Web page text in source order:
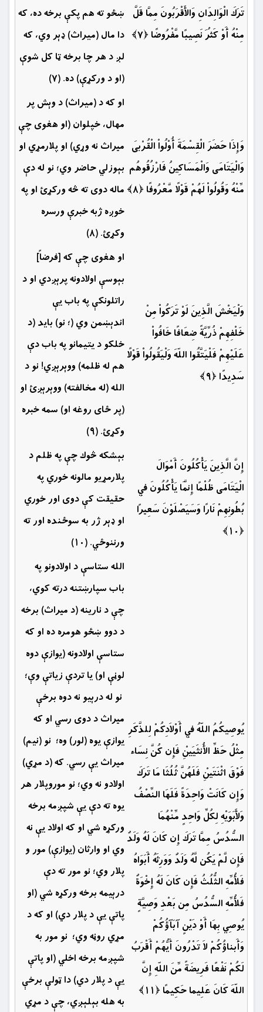
تَرَكَ الْوَالِدَانِ وَالأَقْرَبُونَ مِمَّا قَلَّ
مِنْهُ أَوْ كَثُرَ نَصِيبًا مَّفْرُوضًا ﴿۷﴾
ښځو ته هم پكې برخه ده، كه
دا مال (میراث) ډېر وي، که
لږ د هر چا برخه ټا كل شوې
(او د وركړې) ده. (۷)
وَإِذَا حَضَرَ الْقِسْمَةَ أُوْلُواْ الْقُرْبَى
وَالْيَتَامَى وَالْمَسَاكِينُ فَارْزُقُوهُم
مِّنْهُ وَقُولُواْ لَهُمْ قَوْلًا مَّعْرُوفًا ﴿۸﴾
او كه د (میراث) د وېش پر
مهال، خپلوان (او هغوى چې
ميراث نه وړي) او پلارمړي او
بېوزلي حاضر وي؛ نو له دې
ماله دوی ته څه وركړئ او په
خوږه ژبه خبرې ورسره
وكړئ. (۸)
وَلْيَخْشَ الَّذِينَ لَوْ تَرَكُواْ مِنْ
خَلْفِهِمْ ذُرِّيَّةً ضِعَافًا خَافُواْ
عَلَيْهِمْ فَلْيَتَّقُوا اللّهَ وَلْيَقُولُواْ قَوْلًا
سَدِيدًا ﴿۹﴾
او هغوى چې كه [فرضاً]
بېوسې اولادونه پرېږدي او د
راتلونكې په باب يې
اندېښمن وي (؛ نو) بايد (د
خلكو د يتيمانو په باب دې
هم له ظلمه) ووېرېږي! نو د
الله (له مخالفته) ووېرېږئ او
(پر ځاى روغه او) سمه خبره
وكړئ. (۹)
إِنَّ الَّذِينَ يَأْكُلُونَ أَمْوَالَ
الْيَتَامَى ظُلْمًا إِنَّمَا يَأْكُلُونَ فِي
بُطُونِهِمْ نَارًا وَسَيَصْلَوْنَ سَعِيرًا
﴿۱۰﴾
بېشکه څوك چې په ظلم د
پلارمړیو مالونه خوري په
حقيقت كې دوی ‏اور خوري
او ډېر ژر به سوځنده اور ته
ورننوځي. (۱۰)
يُوصِيكُمُ اللّهُ فِي أَوْلاَدِكُمْ لِلذَّكَرِ
مِثْلُ حَظِّ الأُنثَيَيْنِ فَإِن كُنَّ نِسَاء
فَوْقَ اثْنَتَيْنِ فَلَهُنَّ ثُلُثَا مَا تَرَكَ
وَإِن كَانَتْ وَاحِدَةً فَلَهَا النِّصْفُ
وَلأَبَوَيْهِ لِكُلِّ وَاحِدٍ مِّنْهُمَا
السُّدُسُ مِمَّا تَرَكَ إِن كَانَ لَهُ وَلَدٌ
فَإِن لَّمْ يَكُن لَّهُ وَلَدٌ وَوَرِثَهُ أَبَوَاهُ
فَلأُمِّهِ الثُّلُثُ فَإِن كَانَ لَهُ إِخْوَةٌ
فَلأُمِّهِ السُّدُسُ مِن بَعْدِ وَصِيَّةٍ
يُوصِي بِهَا أَوْ دَيْنٍ آبَآؤُكُمْ
وَأَبناؤُكُمْ لاَ تَدْرُونَ أَيُّهُمْ أَقْرَبُ
لَكُمْ نَفْعًا فَرِيضَةً مِّنَ اللّهِ إِنَّ
اللّهَ كَانَ عَلِيما حَكِيمًا ﴿۱۱﴾
الله ستاسې د اولادونو په
باب سپارښتنه درته كوي،
چې د نارينه (د ميراث) برخه
د دوو ښځو هومره ده او كه
ستاسې اولادونه (يوازې دوه
لوڼې او) يا تردې زياتې وې؛
نو له درېيو نه دوه برخې
ميراث د دوی رسي او كه
يوازې يوه (لور) وه؛ نو (نيم)
ميراث يې رسي. كه (د مړي)
اولادو نه وي؛ نو موروپلار هر
يوه ته دې یې شپږمه برخه
وركړه شي او كه ‏اولاد یې نه
وي او وارثان (يوازې) مور و
پلار وي؛ نو مور ته دې
درېيمه برخه وركړه شي (او
پاتې يې د پلار دي) او كه د
مړي روڼه وي؛ نو مور به
شپږمه برخه اخلي (او پاتې
يې د پلار دي) دا ټولې برخې
به هله بېلېږي، چې د مړي